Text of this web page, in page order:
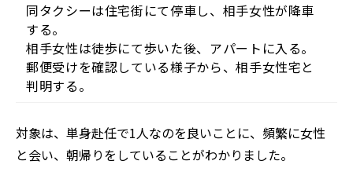
同タクシーは住宅街にて停車し、相手女性が降車
する。
相手女性は徒歩にて歩いた後、アパートに入る。
郵便受けを確認している様子から、相手女性宅と
判明する。
対象は、単身赴任で1人なのを良いことに、頻繁に女性
と会い、朝帰りをしていることがわかりました。